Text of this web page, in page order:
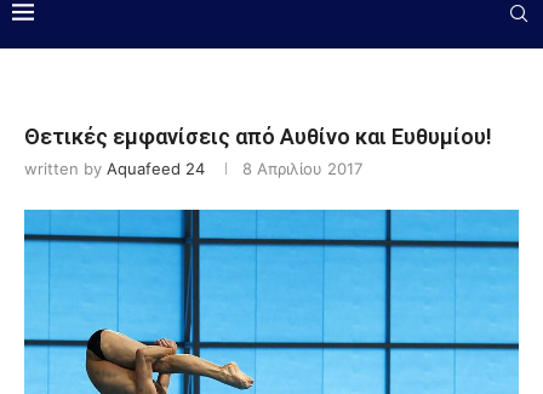
Θετικές εμφανίσεις από Αυθίνο και Ευθυμίου!
written by Aquafeed 24 8 Απριλίου 2017